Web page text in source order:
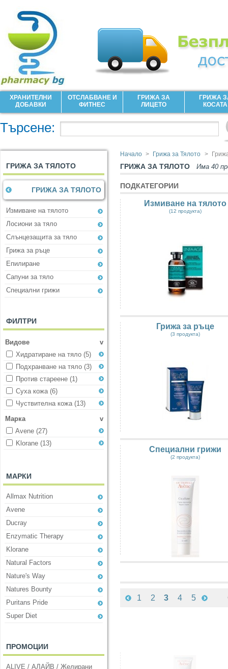
ХРАНИТЕЛНИ
ДОБАВКИ
ОТСЛАБВАНЕ И
ФИТНЕС
ГРИЖА ЗА
ЛИЦЕТО
ГРИЖА
КОСАТА
Търсене:
ГРИЖА ЗА ТЯЛОТО
ГРИЖА ЗА ТЯЛОТО
Измиване на тялото
Лосиони за тяло
Слънцезащита за тяло
Грижа за ръце
Eпилиране
Сапуни за тяло
Специални грижи
ФИЛТРИ
Видове
v
Хидратиране на тяло (5)
Подхранване на тяло (3)
Против стареене (1)
Суха кожа(6)
Чуствителна кожа(13)
Марка
v
Avene (27)
Klorane (13)
МАРКИ
Allmax Nutrition
Avene
Ducray
Enzymatic Therapy
Klorane
Natural Factors
Nature's Way
Natures Bounty
Puritans Pride
Super Diet
ПРОМОЦИИ
ALIVE / АЛАЙВ / Желирани
Начало > Грижа за Тялото >
ГРИЖА ЗА ТЯЛОТО Има 40
ПОДКАТЕГОРИИ
Измиване на тялото
(12 продукта)
Грижа за ръце
(3 продукта)
Специални грижи
(2 продукта)
1 2 3 4 5